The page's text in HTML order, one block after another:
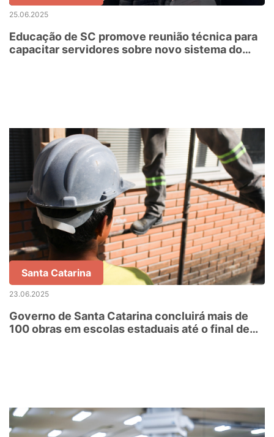
25.06.2025
Educação de SC promove reunião técnica para
capacitar servidores sobre novo sistema do
Santa Catarina
23.06.2025
Governo de Santa Catarina concluirá mais de
100 obras em escolas estaduais até o final de